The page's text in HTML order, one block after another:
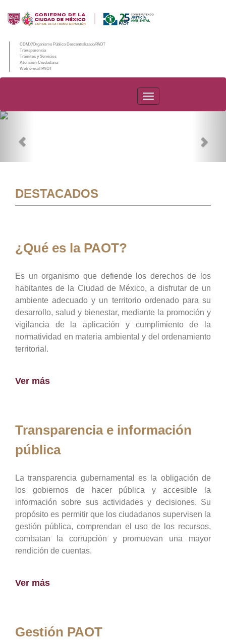
CDMX/Organismo Público Descentralizado/PAOT
Transparencia
Trámites y Servicios
Atención Ciudadana
Web e-mail PAOT
PAOT
DESTACADOS
¿Qué es la PAOT?
Es un organismo que defiende los derechos de los
habitantes de la Ciudad de México, a disfrutar de un
ambiente adecuado y un territorio ordenado para su
desarrollo, salud y bienestar, mediante la promoción y
vigilancia de la aplicación y cumplimiento de la
normatividad en materia ambiental y del ordenamiento
territorial.
Ver más
Transparencia e información
pública
La transparencia gubernamental es la obligación de
los gobiernos de hacer pública y accesible la
información sobre sus actividades y decisiones. Su
propósito es permitir que los ciudadanos supervisen la
gestión pública, comprendan el uso de los recursos,
combatan la corrupción y promuevan una mayor
rendición de cuentas.
Ver más
Gestión PAOT